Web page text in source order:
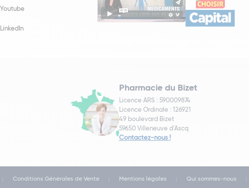
Youtube
LinkedIn
Pharmacie du Bizet
Licence ARS : 590009874
Licence Ordinale : 126921
49 boulevard Bizet
59650 Villeneuve d'Ascq
Contactez-nous !
Conditions Générales de Vente Mentions légales Qui sommes-nous